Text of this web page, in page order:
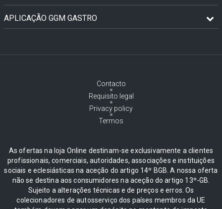
APLICAÇÃO GGM GASTRO
Contacto
Requisito legal
Privacy policy
Termos
As ofertas na loja Online destinam-se exclusivamente a clientes
profissionais, comerciais, autoridades, associações e instituições
sociais e eclesiásticas na aceção do artigo 14º BGB. A nossa oferta
não se destina aos consumidores na aceção do artigo 13º-GB.
Sujeito a alterações técnicas e de preços e erros. Os
colecionadores de autosserviço dos países membros da UE